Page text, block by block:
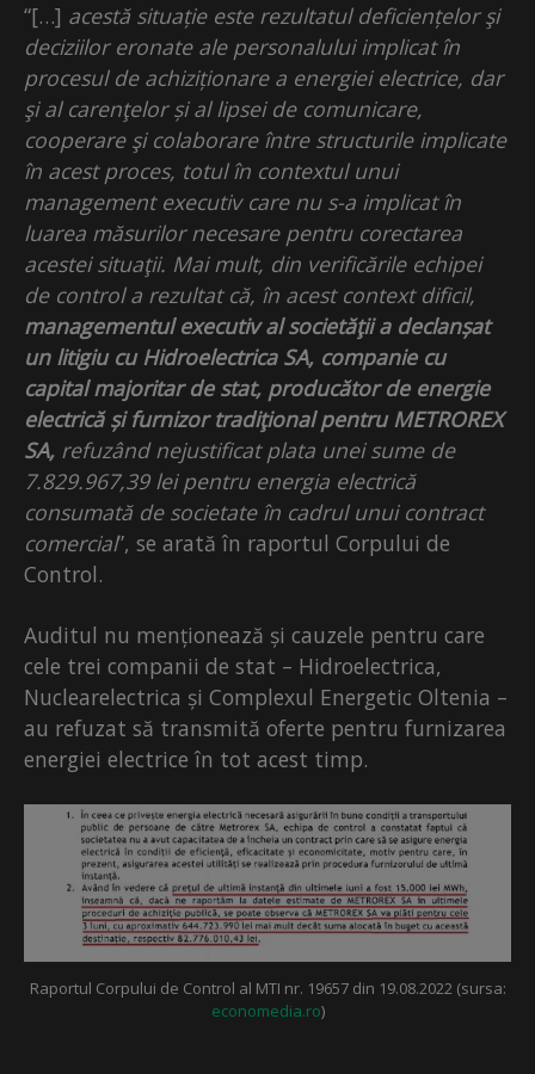
“[…] acestă situație este rezultatul deficiențelor şi
deciziilor eronate ale personalului implicat în
procesul de achiziționare a energiei electrice, dar
şi al carenţelor și al lipsei de comunicare,
cooperare şi colaborare între structurile implicate
în acest proces, totul în contextul unui
management executiv care nu s-a implicat în
luarea măsurilor necesare pentru corectarea
acestei situaţii. Mai mult, din verificările echipei
de control a rezultat că, în acest context dificil,
managementul executiv al societăţii a declanșat
un litigiu cu Hidroelectrica SA, companie cu
capital majoritar de stat, producător de energie
electrică și furnizor tradiţional pentru METROREX
SA, refuzând nejustificat plata unei sume de
7.829.967,39 lei pentru energia electrică
consumată de societate în cadrul unui contract
comercial”, se arată în raportul Corpului de
Control.
Auditul nu menționează și cauzele pentru care
cele trei companii de stat – Hidroelectrica,
Nuclearelectrica și Complexul Energetic Oltenia –
au refuzat să transmită oferte pentru furnizarea
energiei electrice în tot acest timp.
Raportul Corpului de Control al MTI nr. 19657 din 19.08.2022 (sursa:
economedia.ro)